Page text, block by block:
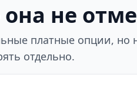
не
платные опции, но
отдельно.